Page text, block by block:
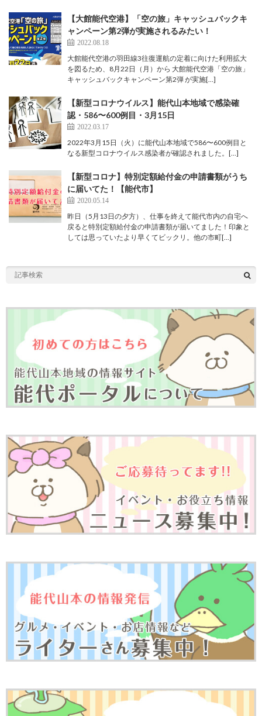
【大館能代空港】「空の旅」キャッシュバックキ
ャンペーン第2弾が実施されるみたい！
2022.08.18
大館能代空港の羽田線3往復運航の定着に向けた利用拡大
を図るため、8月22日（月）から 大館能代空港「空の旅」
キャッシュバックキャンペーン第2弾 が実施[…]
【新型コロナウイルス】能代山本地域で感染確
認・586〜600例目・3月15日
2022.03.17
2022年3月15日（火）に能代山本地域で586〜600例目と
なる新型コロナウイルス感染者が確認されました。[…]
【新型コロナ】特別定額給付金の申請書類がうち
に届いてた！【能代市】
2020.05.14
昨日（5月13日の夕方）、仕事を終えて能代市内の自宅へ
戻ると特別定額給付金の申請書類が届いてました！印象と
しては思っていたより早くてビックリ。他の市町[…]